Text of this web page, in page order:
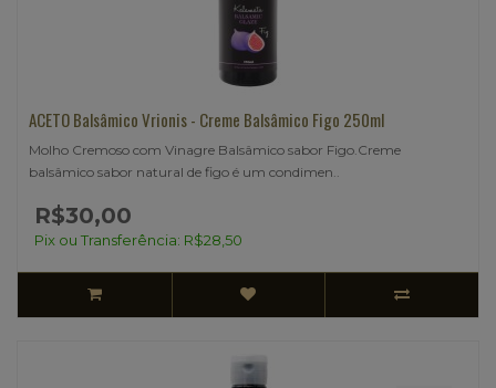
ACETO Balsâmico Vrionis - Creme Balsâmico Figo 250ml
Molho Cremoso com Vinagre Balsâmico sabor Figo.Creme
balsâmico sabor natural de figo é um condimen..
R$30,00
Pix ou Transferência: R$28,50